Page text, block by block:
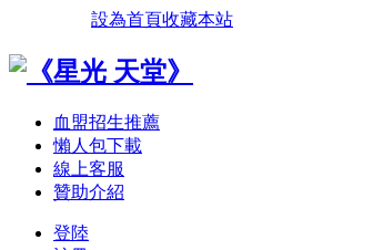
設為首頁收藏本站
血盟招生推薦
懶人包下載
線上客服
贊助介紹
登陸